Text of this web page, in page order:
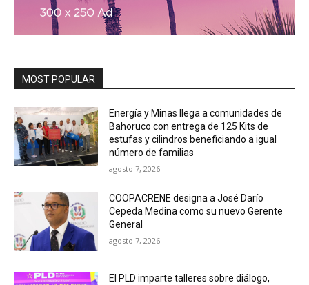
MOST POPULAR
Energía y Minas llega a comunidades de
Bahoruco con entrega de 125 Kits de
estufas y cilindros beneficiando a igual
número de familias
agosto 7, 2026
COOPACRENE designa a José Darío
Cepeda Medina como su nuevo Gerente
General
agosto 7, 2026
El PLD imparte talleres sobre diálogo,